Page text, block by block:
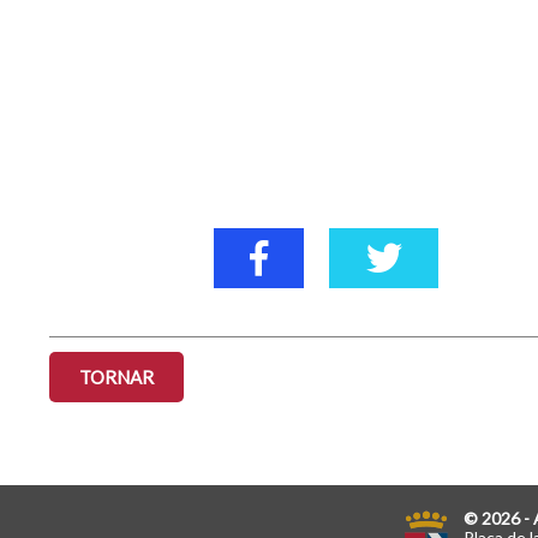
TORNAR
© 2026 -